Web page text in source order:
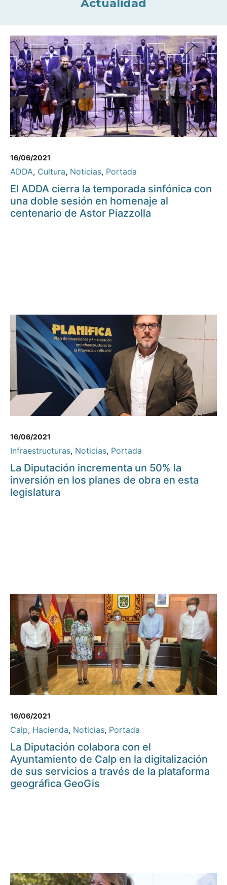
Actualidad
16/06/2021
ADDA, Cultura, Noticias, Portada
El ADDA cierra la temporada sinfónica con
una doble sesión en homenaje al
centenario de Astor Piazzolla
16/06/2021
Infraestructuras, Noticias, Portada
La Diputación incrementa un 50% la
inversión en los planes de obra en esta
legislatura
16/06/2021
Calp, Hacienda, Noticias, Portada
La Diputación colabora con el
Ayuntamiento de Calp en la digitalización
de sus servicios a través de la plataforma
geográfica GeoGis